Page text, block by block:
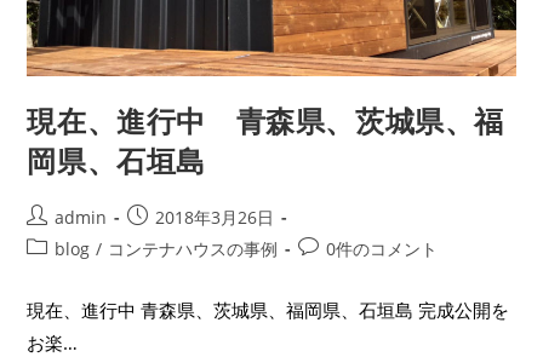
現在、進行中 青森県、茨城県、福
岡県、石垣島
admin
2018年3月26日
blog / コンテナハウスの事例 0件のコメント
現在、進行中 青森県、茨城県、福岡県、石垣島 完成公開を
お楽…